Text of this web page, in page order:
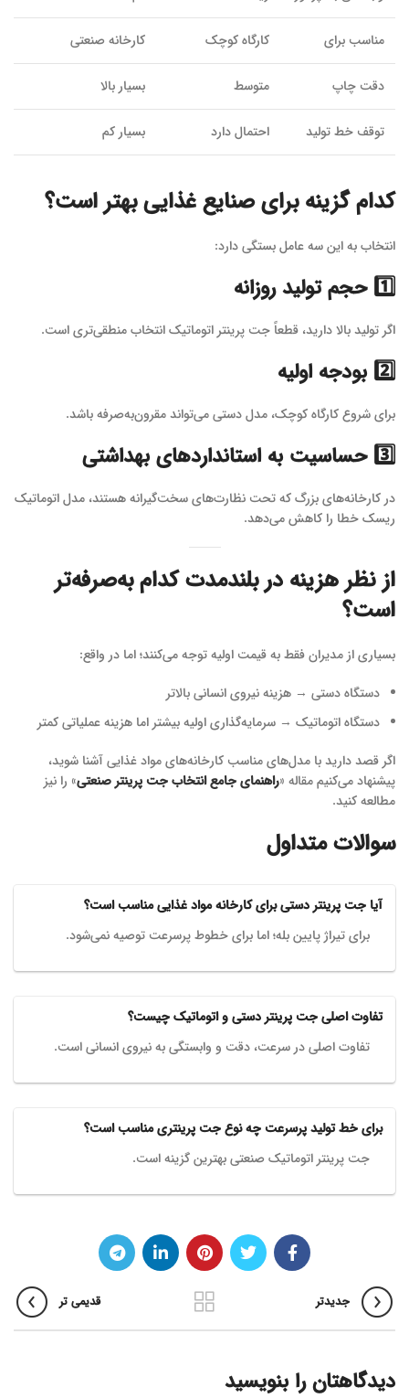
مناسب برای کارگاه کوچک کارخانه صنعتی
دقت چاپ متوسط بسیار بالا
توقف خط تولید احتمال دارد بسیار کم
کدام گزینه برای صنایع غذایی بهتر است؟
انتخاب به این سه عامل بستگی دارد:
1️⃣ حجم تولید روزانه
اگر تولید بالا دارید، قطعاً جت پرینتر اتوماتیک انتخاب منطقی‌تری است.
2️⃣ بودجه اولیه
برای شروع کارگاه کوچک، مدل دستی می‌تواند مقرون‌به‌صرفه باشد.
3️⃣ حساسیت به استانداردهای بهداشتی
در کارخانه‌های بزرگ که تحت نظارت‌های سخت‌گیرانه هستند، مدل اتوماتیک
ریسک خطا را کاهش می‌دهد.
از نظر هزینه در بلندمدت کدام به‌صرفه‌تر
است؟
بسیاری از مدیران فقط به قیمت اولیه توجه می‌کنند؛ اما در واقع:
دستگاه دستی → هزینه نیروی انسانی بالاتر
دستگاه اتوماتیک → سرمایه‌گذاری اولیه بیشتر اما هزینه عملیاتی کمتر
اگر قصد دارید با مدل‌های مناسب کارخانه‌های مواد غذایی آشنا شوید،
پیشنهاد می‌کنیم مقاله «راهنمای جامع انتخاب جت پرینتر صنعتی» را نیز
مطالعه کنید.
سوالات متداول
آیا جت پرینتر دستی برای کارخانه مواد غذایی مناسب است؟
برای تیراژ پایین بله؛ اما برای خطوط پرسرعت توصیه نمی‌شود.
تفاوت اصلی جت پرینتر دستی و اتوماتیک چیست؟
تفاوت اصلی در سرعت، دقت و وابستگی به نیروی انسانی است.
برای خط تولید پرسرعت چه نوع جت پرینتری مناسب است؟
جت پرینتر اتوماتیک صنعتی بهترین گزینه است.
جدیدتر قدیمی تر
دیدگاهتان را بنویسید